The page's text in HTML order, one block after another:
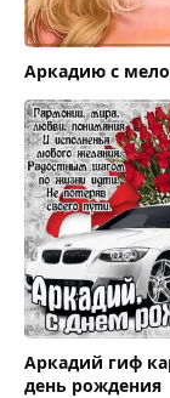
Аркадию с
Аркадий гиф
день рождения